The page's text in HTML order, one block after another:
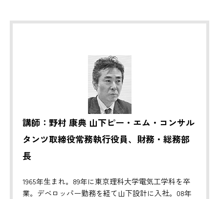
講師：野村 康典 山下ピー・エム・コンサル
タンツ取締役常務執行役員、財務・総務部
長
1965年生まれ。89年に東京理科大学電気工学科を卒
業。デベロッパー勤務を経て山下設計に入社。08年